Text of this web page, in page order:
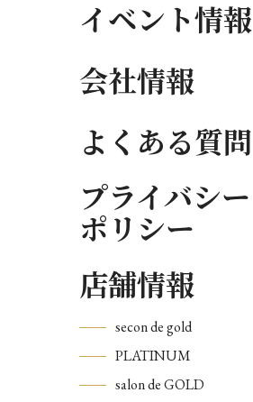
イベント情報
会社情報
よくある質問
プライバシー
ポリシー
店舗情報
secon de gold
PLATINUM
salon de GOLD